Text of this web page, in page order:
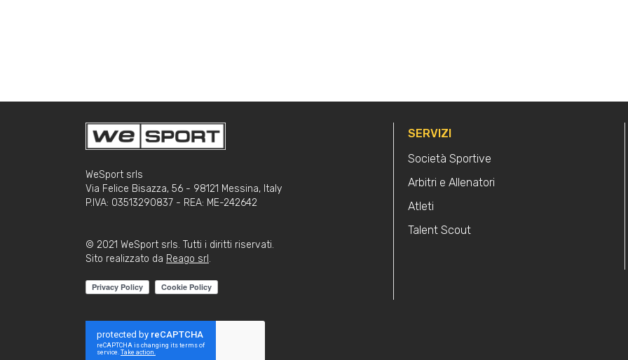
WeSport srls
Via Felice Bisazza, 56 - 98121 Messina, Italy
P.IVA: 03513290837 - REA: ME-242642
© 2021 WeSport srls. Tutti i diritti riservati.
Sito realizzato da Reago srl .
SERVIZI
Società Sportive
Arbitri e Allenatori
Atleti
Talent Scout